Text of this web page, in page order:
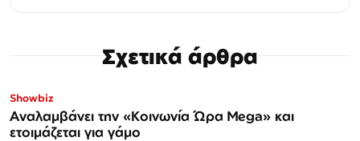
Σχετικά άρθρα
Showbiz
Αναλαμβάνει την «Κοινωνία Ώρα Mega» και
ετοιμάζεται για γάμο